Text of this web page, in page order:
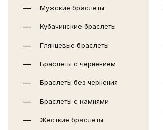
Мужские браслеты
Кубачинские браслеты
Глянцевые браслеты
Браслеты с чернением
Браслеты без чернения
Браслеты с камнями
Жесткие браслеты